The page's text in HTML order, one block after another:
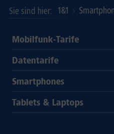
Sie sind hier 1&1
Mobilfunk-Tarife
Datentarife
Smartphones
Tablets & Laptops